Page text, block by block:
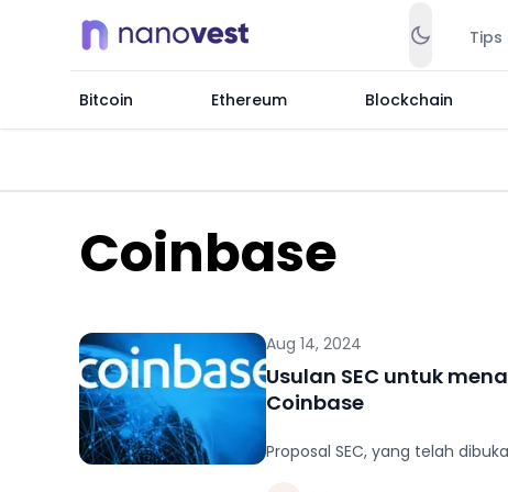
Bitcoin Ethereum Blockchain
Coinbase
Aug 14, 2024
Usulan SEC untuk
Coinbase
Proposal SEC, yang telah